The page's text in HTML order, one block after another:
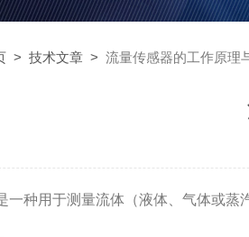
> 技术文章 > 流量传感器的工作原理
一种用于测量流体（液体、气体或蒸